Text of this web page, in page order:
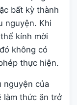
bất kỳ thành
nguyện. Khi
kính mời
không có
thực hiện.
nguyện của
làm thức ăn trở